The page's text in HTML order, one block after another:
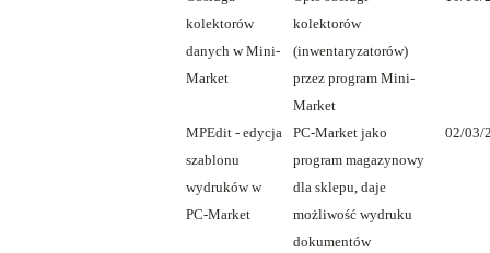
kolektorów
danych w Mini-
Market
kolektorów
(inwentaryzatorów)
przez program Mini-
Market
MPEdit - edycja
szablonu
wydruków w
PC-Market
PC-Market jako
program magazynowy
dla sklepu, daje
możliwość wydruku
dokumentów
02/03/